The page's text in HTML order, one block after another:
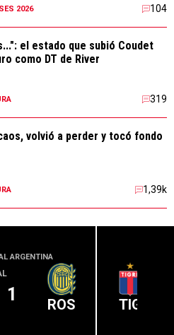
2026 104
el estado que subió Coudet
como DT de River
319
volvió a perder y tocó fondo
1,39k
ARGENTINA
1 ROS TIG